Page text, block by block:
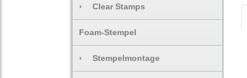
› Clear Stamps
Foam-Stempel
› Stempelmontage